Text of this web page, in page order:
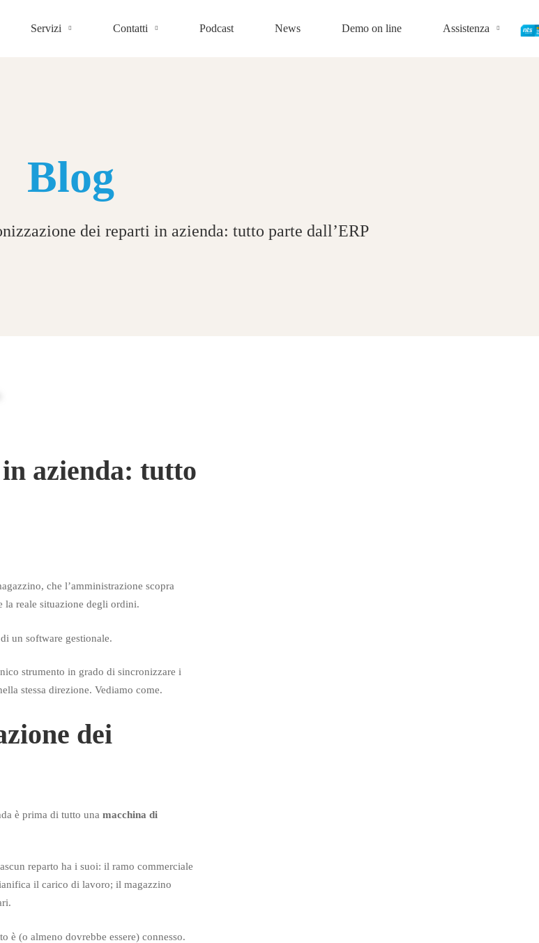
Servizi Contatti Podcast News Demo on line Assistenza
Blog
dei reparti in azienda: tutto parte dall’ERP
azienda: tutto
che l’amministrazione scopra
la reale situazione degli ordini.
un software gestionale.
strumento in grado di sincronizzare i
stessa direzione. Vediamo come.
dei
è prima di tutto una macchina di
reparto ha i suoi: il ramo commerciale
il carico di lavoro; il magazzino
è (o almeno dovrebbe essere) connesso.